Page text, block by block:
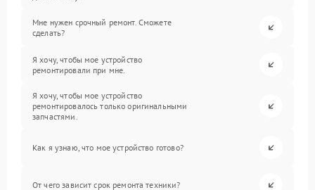
Мне нужен срочный ремонт. Сможете
сделать?
Я хочу, чтобы мое устройство
ремонтировали при мне.
Я хочу, чтобы мое устройство
ремонтировалось только оригинальными
запчастями.
Как я узнаю, что мое устройство готово?
От чего зависит срок ремонта техники?